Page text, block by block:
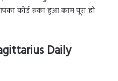
कोई रुका हुआ काम पूरा हो
Daily